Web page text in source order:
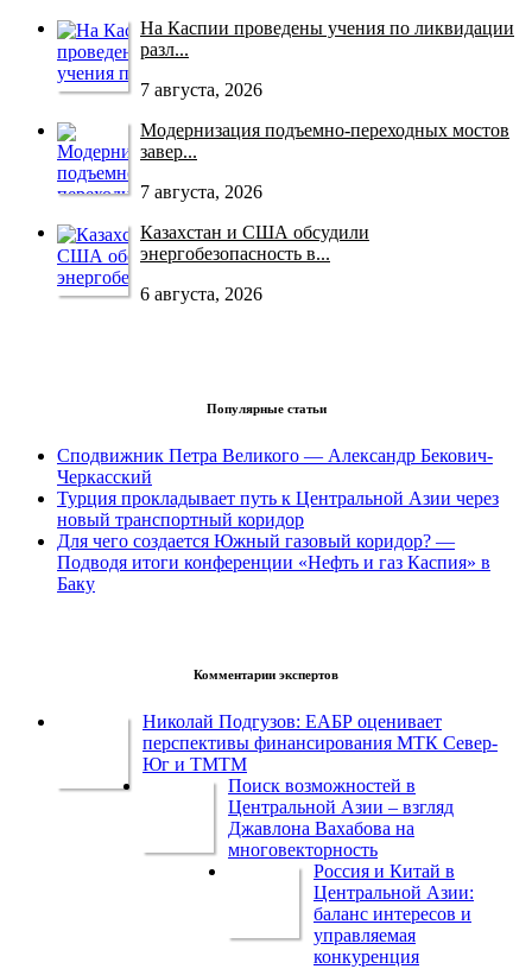
На Каспии проведены учения по ликвидации
разл...
7 августа, 2026
Модернизация подъемно-переходных мостов
завер...
7 августа, 2026
Казахстан и США обсудили
энергобезопасность в...
6 августа, 2026
Популярные статьи
Сподвижник Петра Великого — Александр Бекович-
Черкасский
Турция прокладывает путь к Центральной Азии через
новый транспортный коридор
Для чего создается Южный газовый коридор? —
Подводя итоги конференции «Нефть и газ Каспия» в
Баку
Комментарии экспертов
Николай Подгузов: ЕАБР оценивает
перспективы финансирования МТК Север-
Юг и ТМТМ
Поиск возможностей в
Центральной Азии – взгляд
Джавлона Вахабова на
многовекторность
Россия и Китай в
Центральной Азии:
баланс интересов и
управляемая
конкуренция